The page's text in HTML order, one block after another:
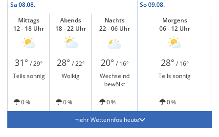
Sa 08.08. So09.08.
Mittags
12 - 18 Uhr
Abends
18 - 22 Uhr
Nachts
22 - 06 Uhr
Morgens
06 - 12 Uhr
31° / 29° 28° / 22° 20° / 16° 28° / 16°
Teils sonnig
Wolkig
Wechselnd
bewölkt
Teils sonnig
0 % 0 % 0 % 0 %
mehr Wetterinfos heute